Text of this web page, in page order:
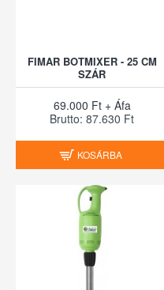
FIMAR BOTMIXER - 25 CM
SZÁR
69.000 Ft + Áfa
Brutto: 87.630 Ft
KOSÁRBA